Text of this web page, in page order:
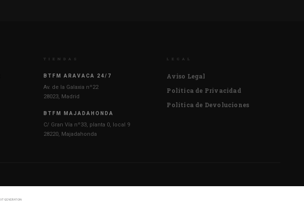
TIENDAS
BTFM ARAVACA 24/7
Av. de la Galaxia nº22
28023, Madrid
BTFM MAJADAHONDA
C/ Gran Vía nº33, planta 0, local 9
28220, Majadahonda
LEGAL
Aviso Legal
Política de Privacidad
Política de Devoluciones